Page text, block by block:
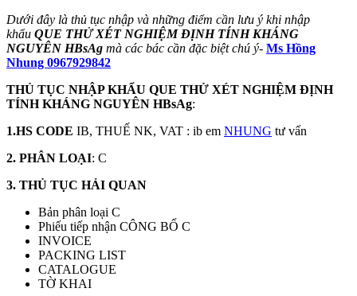
Dưới đây là thủ tục nhập và những điểm cần lưu ý khi nhập
khẩu QUE THỬ XÉT NGHIỆM ĐỊNH TÍNH KHÁNG
NGUYÊN HBsAg mà các bác cần đặc biệt chú ý- Ms Hồng
Nhung 0967929842
THỦ TỤC NHẬP KHẨU QUE THỬ XÉT NGHIỆM ĐỊNH
TÍNH KHÁNG NGUYÊN HBsAg:
1.HS CODE IB, THUẾ NK, VAT : ib em NHUNG tư vấn
2. PHÂN LOẠI: C
3. THỦ TỤC HẢI QUAN
Bản phân loại C
Phiếu tiếp nhận CÔNG BỐ C
INVOICE
PACKING LIST
CATALOGUE
TỜ KHAI